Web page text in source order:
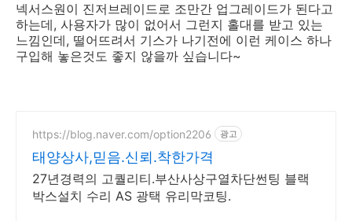
넥서스원이 진저브레이드로 조만간 업그레이드가 된다고
하는데, 사용자가 많이 없어서 그런지 홀대를 받고 있는
느낌인데, 떨어뜨려서 기스가 나기전에 이런 케이스 하나
구입해 놓은것도 좋지 않을까 싶습니다~
https://blog.naver.com/option2206 광고
태양상사,믿음.신뢰.착한가격
27년경력의 고퀄리티.부산사상구열차단썬팅 블랙
박스설치 수리 AS 광택 유리막코팅.